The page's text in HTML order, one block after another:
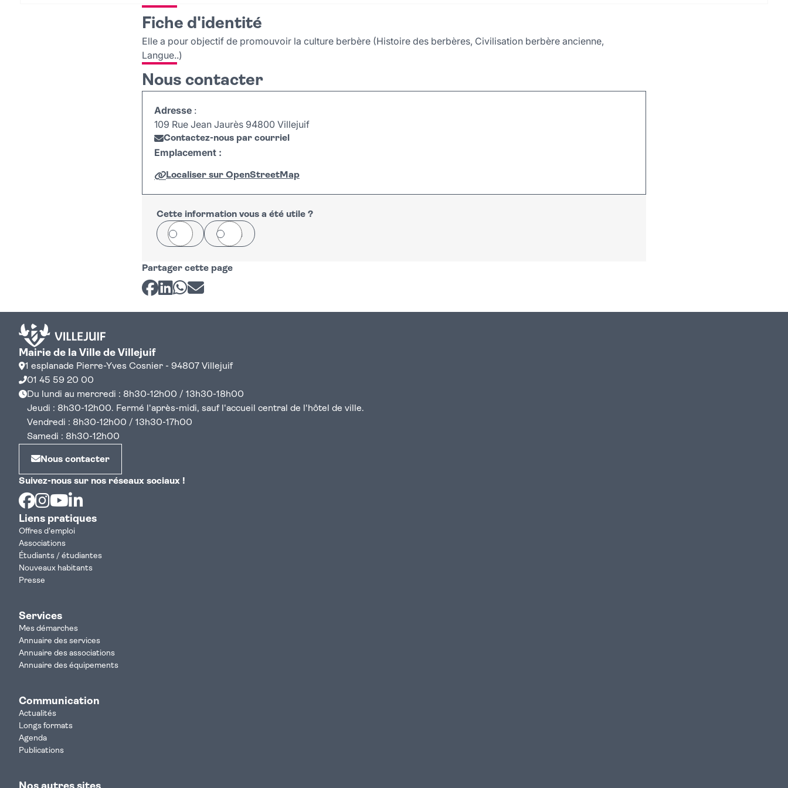
Fiche d'identité
Elle a pour objectif de promouvoir la culture berbère (Histoire des berbères, Civilisation berbère ancienne,
Langue..)
Nous contacter
Adresse :
109 Rue Jean Jaurès 94800 Villejuif
Contactez-nous par courriel
Emplacement :
Localiser sur OpenStreetMap
+
−
Cette information vous a été utile ?
Oui Non
Partager cette page
Partager sur Facebook
Partager sur LinkedIn
Partager sur Whatsapp
Partager par courriel
Mairie de la Ville de Villejuif
1 esplanade Pierre-Yves Cosnier - 94807 Villejuif
01 45 59 20 00
Du lundi au mercredi : 8h30-12h00 / 13h30-18h00
Jeudi : 8h30-12h00. Fermé l'après-midi, sauf l'accueil central de l'hôtel de ville.
Vendredi : 8h30-12h00 / 13h30-17h00
Samedi : 8h30-12h00
Nous contacter
Suivez-nous sur nos réseaux sociaux !
Facebook
Instagram
Youtube
Liens pratiques
Offres d'emploi
Associations
Étudiants / étudiantes
Nouveaux habitants
Presse
Services
Mes démarches
Annuaire des services
Annuaire des associations
Annuaire des équipements
Communication
Actualités
Longs formats
Agenda
Publications